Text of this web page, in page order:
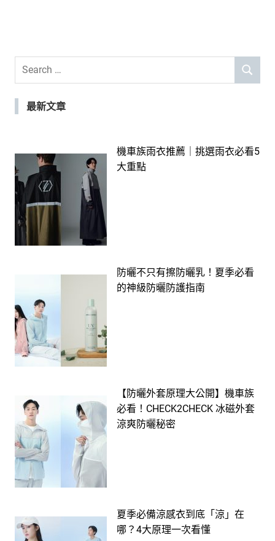
Search
SEARCH
最新文章
機車族雨衣推薦｜挑選雨衣必看5
大重點
防曬不只有擦防曬乳！夏季必看
的神級防曬防護指南
【防曬外套原理大公開】機車族
必看！CHECK2CHECK 冰磁外套
涼爽防曬秘密
夏季必備涼感衣到底「涼」在
哪？4大原理一次看懂